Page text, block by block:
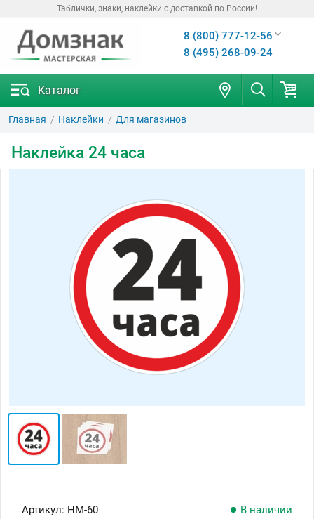
Таблички, знаки, наклейки с доставкой по России!
8 (800) 777-12-56
8 (495) 268-09-24
Каталог
Главная Наклейки Для магазинов
Наклейка 24 часа
Артикул: НМ-60 В наличии